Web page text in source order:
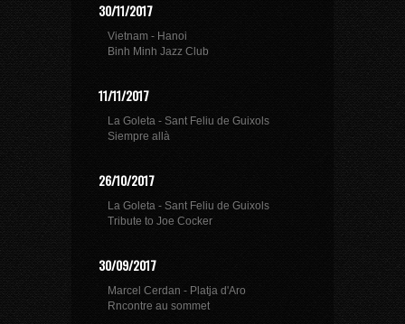
30/11/2017
Vietnam - Hanoi
Binh Minh Jazz Club
11/11/2017
La Goleta - Sant Feliu de Guixols
Siempre allà
26/10/2017
La Goleta - Sant Feliu de Guixols
Tribute to Joe Cocker
30/09/2017
Marcel Cerdan - Platja d'Aro
Rncontre au sommet